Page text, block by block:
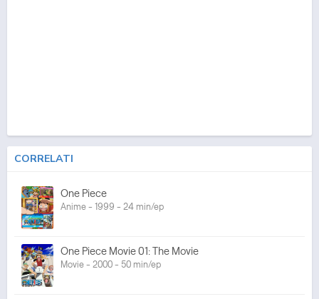
CORRELATI
One Piece
Anime - 1999 - 24 min/ep
One Piece Movie 01: The Movie
Movie - 2000 - 50 min/ep